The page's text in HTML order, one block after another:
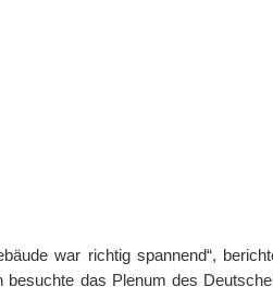
war richtig spannend“,
das Plenum des